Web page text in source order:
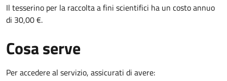
Il tesserino per la raccolta a fini scientifici ha un costo annuo
di 30,00 €.
Cosa serve
Per accedere al servizio, assicurati di avere: